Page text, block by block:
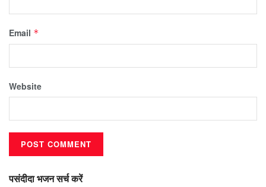
Email *
Website
पसंदीदा भजन सर्च करें